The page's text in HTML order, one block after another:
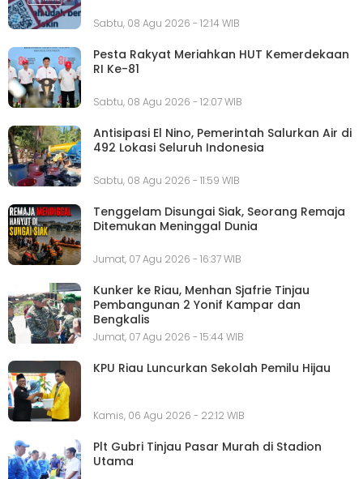
Sabtu, 08 Agu 2026 - 12:14 WIB
Pesta Rakyat Meriahkan HUT Kemerdekaan
RI Ke-81
Sabtu, 08 Agu 2026 - 12:07 WIB
Antisipasi El Nino, Pemerintah Salurkan Air di
492 Lokasi Seluruh Indonesia
Sabtu, 08 Agu 2026 - 11:59 WIB
Tenggelam Disungai Siak, Seorang Remaja
Ditemukan Meninggal Dunia
Jumat, 07 Agu 2026 - 16:37 WIB
Kunker ke Riau, Menhan Sjafrie Tinjau
Pembangunan 2 Yonif Kampar dan
Bengkalis
Jumat, 07 Agu 2026 - 15:44 WIB
KPU Riau Luncurkan Sekolah Pemilu Hijau
Kamis, 06 Agu 2026 - 22:12 WIB
Plt Gubri Tinjau Pasar Murah di Stadion
Utama